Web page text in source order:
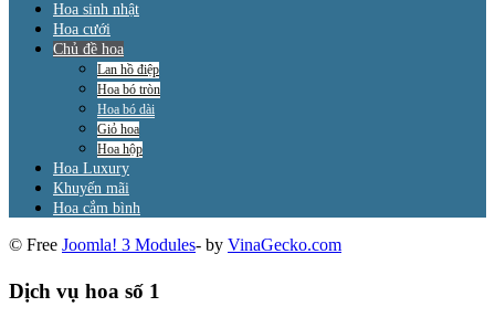
Hoa sinh nhật
Hoa cưới
Chủ đề hoa
Lan hồ điệp
Hoa bó tròn
Hoa bó dài
Giỏ hoa
Hoa hộp
Hoa Luxury
Khuyến mãi
Hoa cắm bình
© Free Joomla! 3 Modules- by VinaGecko.com
Dịch vụ hoa số 1